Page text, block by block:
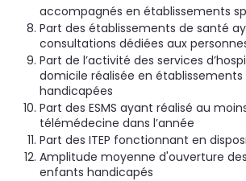
accompagnés en établissements
Part des établissements de santé
consultations dédiées aux
Part de l’activité des services
domicile réalisée en établissements
handicapées
Part des ESMS ayant réalisé au
télémédecine dans l’année
Part des ITEP fonctionnant en
Amplitude moyenne d'ouverture des
enfants handicapés